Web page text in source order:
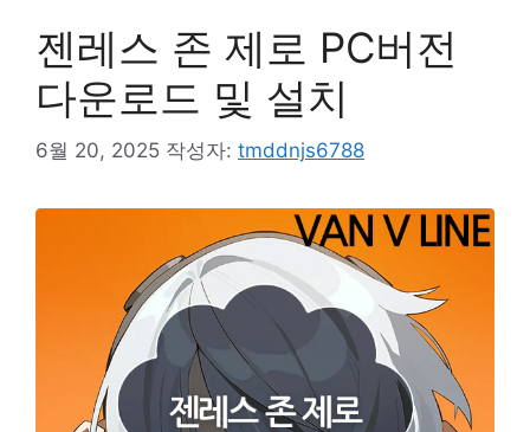
젠레스 존 제로 PC버전
다운로드 및 설치
6월 20, 2025 작성자: tmddnjs6788